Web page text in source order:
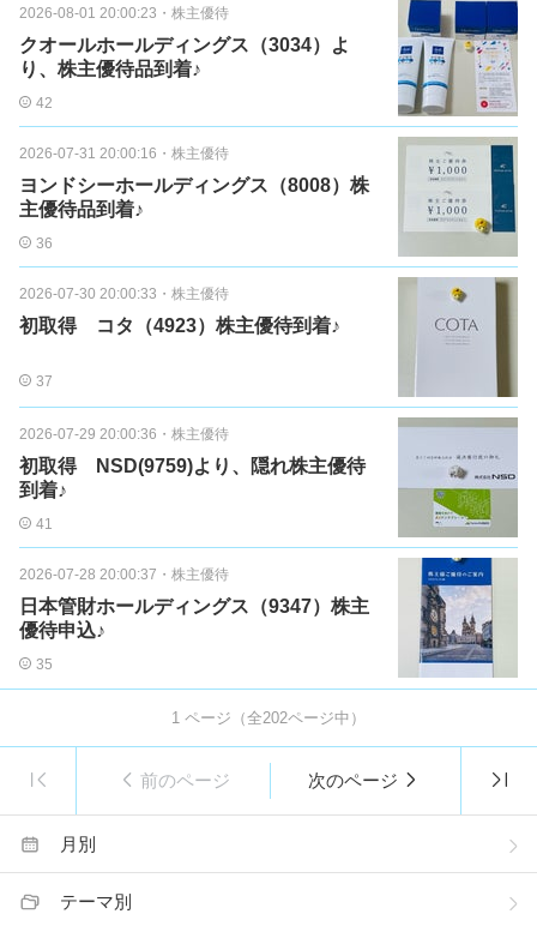
2026-08-01 20:00:23 ・ 株主優待
クオールホールディングス（3034）よ
り、株主優待品到着♪
42
2026-07-31 20:00:16 ・ 株主優待
ヨンドシーホールディングス（8008）株
主優待品到着♪
36
2026-07-30 20:00:33 ・ 株主優待
初取得 コタ（4923）株主優待到着♪
37
2026-07-29 20:00:36 ・ 株主優待
初取得 NSD(9759)より、隠れ株主優待
到着♪
41
2026-07-28 20:00:37 ・ 株主優待
日本管財ホールディングス（9347）株主
優待申込♪
35
1 ページ（全202ページ中）
前のページ 次のページ
月別
テーマ別